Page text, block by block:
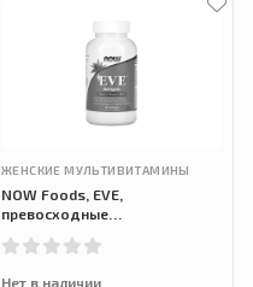
ЖЕНСКИЕ МУЛЬТИВИТАМИНЫ
NOW Foods, EVE,
превосходные
180 капсул
Нет в наличии